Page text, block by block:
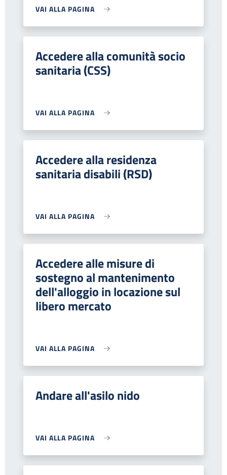
VAI ALLA PAGINA
Accedere alla comunità socio
sanitaria (CSS)
VAI ALLA PAGINA
Accedere alla residenza
sanitaria disabili (RSD)
VAI ALLA PAGINA
Accedere alle misure di
sostegno al mantenimento
dell'alloggio in locazione sul
libero mercato
VAI ALLA PAGINA
Andare all'asilo nido
VAI ALLA PAGINA